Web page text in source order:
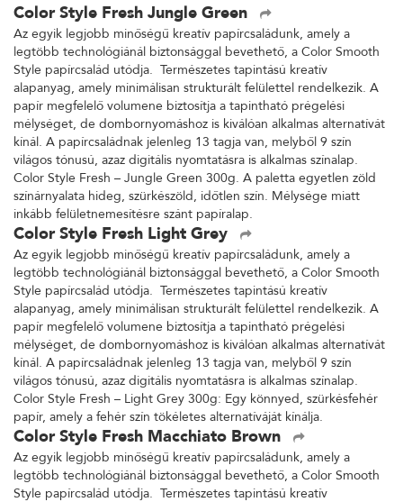
Color Style Fresh Jungle Green
Az egyik legjobb minőségű kreatív papírcsaládunk, amely a
legtöbb technológiánál biztonsággal bevethető, a Color Smooth
Style papírcsalád utódja. Természetes tapintású kreatív
alapanyag, amely minimálisan strukturált felülettel rendelkezik. A
papír megfelelő volumene biztosítja a tapintható prégelési
mélységet, de dombornyomáshoz is kiválóan alkalmas alternatívát
kínál. A papírcsaládnak jelenleg 13 tagja van, melyből 9 szín
világos tónusú, azaz digitális nyomtatásra is alkalmas színalap.
Color Style Fresh – Jungle Green 300g. A paletta egyetlen zöld
színárnyalata hideg, szürkészöld, időtlen szín. Mélysége miatt
inkább felületnemesítésre szánt papíralap.
Color Style Fresh Light Grey
Az egyik legjobb minőségű kreatív papírcsaládunk, amely a
legtöbb technológiánál biztonsággal bevethető, a Color Smooth
Style papírcsalád utódja. Természetes tapintású kreatív
alapanyag, amely minimálisan strukturált felülettel rendelkezik. A
papír megfelelő volumene biztosítja a tapintható prégelési
mélységet, de dombornyomáshoz is kiválóan alkalmas alternatívát
kínál. A papírcsaládnak jelenleg 13 tagja van, melyből 9 szín
világos tónusú, azaz digitális nyomtatásra is alkalmas színalap.
Color Style Fresh – Light Grey 300g: Egy könnyed, szürkésfehér
papír, amely a fehér szín tökéletes alternatíváját kínálja.
Color Style Fresh Macchiato Brown
Az egyik legjobb minőségű kreatív papírcsaládunk, amely a
legtöbb technológiánál biztonsággal bevethető, a Color Smooth
Style papírcsalád utódja. Természetes tapintású kreatív